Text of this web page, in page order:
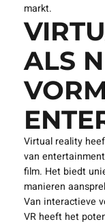
vaardigheden en
binnen
dat er
ontwikkeling om
entertainers
markt.
ALS
Virtual reality